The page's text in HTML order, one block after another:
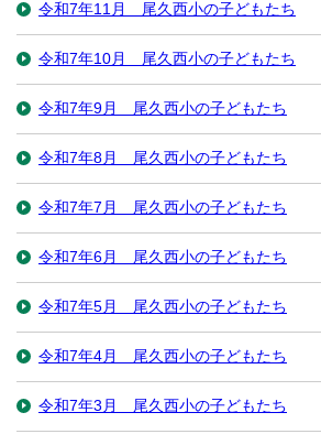
令和7年11月 尾久西小の子どもたち
令和7年10月 尾久西小の子どもたち
令和7年9月 尾久西小の子どもたち
令和7年8月 尾久西小の子どもたち
令和7年7月 尾久西小の子どもたち
令和7年6月 尾久西小の子どもたち
令和7年5月 尾久西小の子どもたち
令和7年4月 尾久西小の子どもたち
令和7年3月 尾久西小の子どもたち